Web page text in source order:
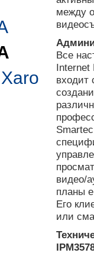
между
Все
Internet
входит
видео/
планы
Его
или